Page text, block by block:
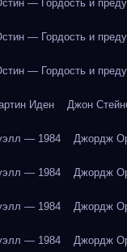
— Гордость и
— Гордость и
— Гордость и
Иден Джон
— 1984 Джордж
— 1984 Джордж
— 1984 Джордж
— 1984 Джордж